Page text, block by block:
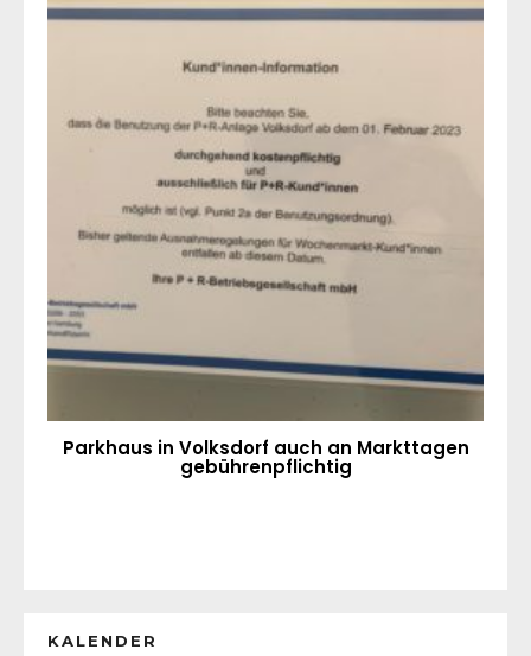
Parkhaus in Volksdorf auch an Markttagen
gebührenpflichtig
KALENDER